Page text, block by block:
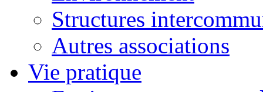
Structures
Autres associations
Vie pratique